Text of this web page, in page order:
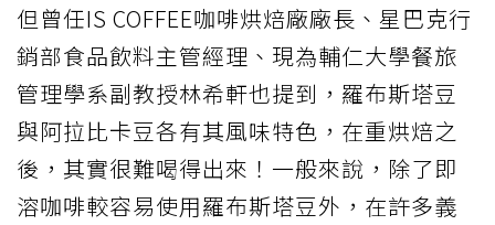
但曾任IS COFFEE咖啡烘焙廠廠長、星巴克行
銷部食品飲料主管經理、現為輔仁大學餐旅
管理學系副教授林希軒也提到，羅布斯塔豆
與阿拉比卡豆各有其風味特色，在重烘焙之
後，其實很難喝得出來！一般來說，除了即
溶咖啡較容易使用羅布斯塔豆外，在許多義